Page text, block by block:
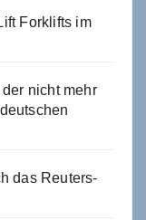
Forklifts im
nicht mehr
das Reuters-